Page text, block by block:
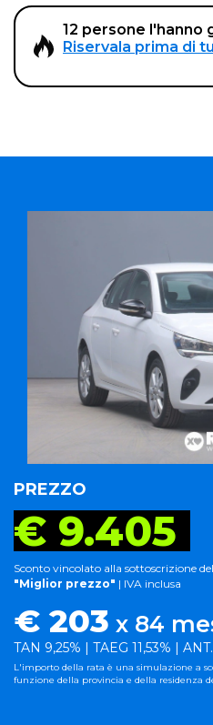
12 persone l'hanno
Riservala prima di
PREZZO
€ 9.405
Sconto vincolato alla sottoscrizione
"Miglior prezzo" | IVA inclusa
€ 203 x 84
TAN 9,25% | TAEG 11,53% |
L'importo della rata è una simulazione a
funzione della provincia e della residenza